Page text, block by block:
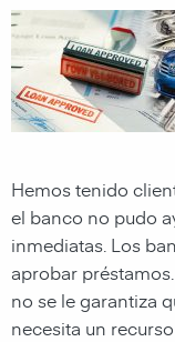
Hemos tenido
el banco no pudo
inmediatas. Los
aprobar
no se le garantiza
necesita un